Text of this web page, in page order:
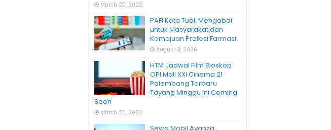
March 20, 2022
PAFI Kota Tual: Mengabdi
untuk Masyarakat dan
Kemajuan Profesi Farmasi
August 3, 2026
HTM Jadwal Film Bioskop
OPI Mall XXI Cinema 21
Palembang Terbaru
Tayang Minggu Ini Coming
Soon
March 20, 2022
Sewa Mobil Avanza